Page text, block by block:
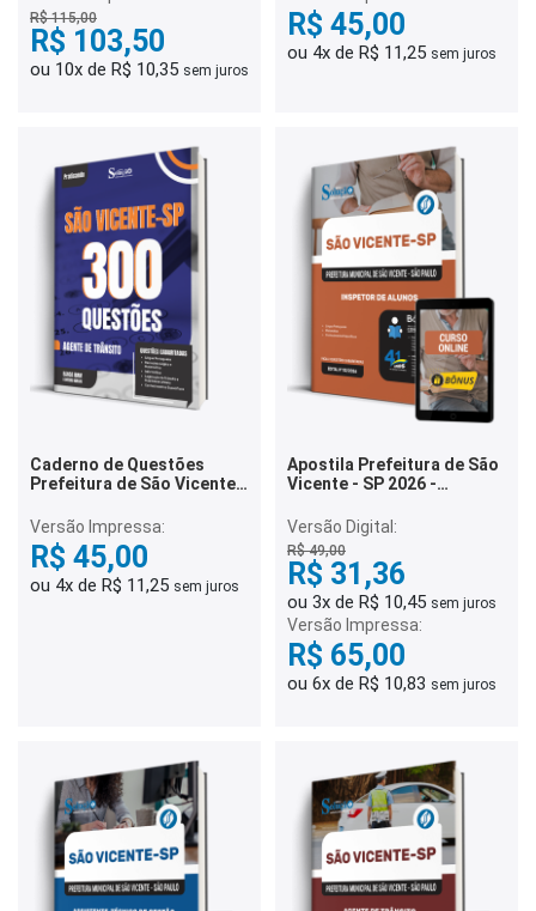
R$ 115,00
R$ 103,50
ou 10x de R$ 10,35 sem juros
Gabaritadas
R$ 45,00
ou 4x de R$ 11,25 sem juros
Caderno de Questões
Prefeitura de São Vicente -
300 Questões Gabaritadas
Versão Impressa:
R$ 45,00
ou 4x de R$ 11,25 sem juros
Apostila Prefeitura de São
Vicente - SP 2026 -
Versão Digital:
R$ 49,00
R$ 31,36
ou 3x de R$ 10,45 sem juros
Versão Impressa:
R$ 65,00
ou 6x de R$ 10,83 sem juros